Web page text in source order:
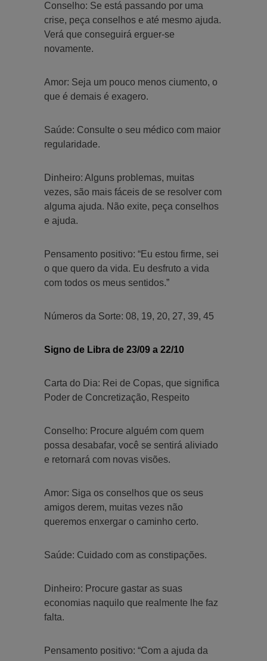
Conselho: Se está passando por uma
crise, peça conselhos e até mesmo ajuda.
Verá que conseguirá erguer-se
novamente.
Amor: Seja um pouco menos ciumento, o
que é demais é exagero.
Saúde: Consulte o seu médico com maior
regularidade.
Dinheiro: Alguns problemas, muitas
vezes, são mais fáceis de se resolver com
alguma ajuda. Não exite, peça conselhos
e ajuda.
Pensamento positivo: “Eu estou firme, sei
o que quero da vida. Eu desfruto a vida
com todos os meus sentidos.”
Números da Sorte: 08, 19, 20, 27, 39, 45
Signo de Libra de 23/09 a 22/10
Carta do Dia: Rei de Copas, que significa
Poder de Concretização, Respeito
Conselho: Procure alguém com quem
possa desabafar, você se sentirá aliviado
e retornará com novas visões.
Amor: Siga os conselhos que os seus
amigos derem, muitas vezes não
queremos enxergar o caminho certo.
Saúde: Cuidado com as constipações.
Dinheiro: Procure gastar as suas
economias naquilo que realmente lhe faz
falta.
Pensamento positivo: “Com a ajuda da